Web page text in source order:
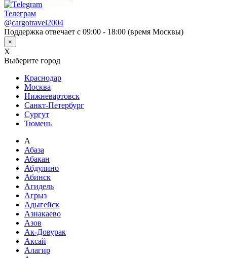
Телеграм
@cargotravel2004
Поддержка отвечает с 09:00 - 18:00 (время Москвы)
×
X
Выберите город
Краснодар
Москва
Нижневартовск
Санкт-Петербург
Сургут
Тюмень
А
Абаза
Абакан
Абдулино
Абинск
Агидель
Агрыз
Адыгейск
Азнакаево
Азов
Ак-Довурак
Аксай
Алагир